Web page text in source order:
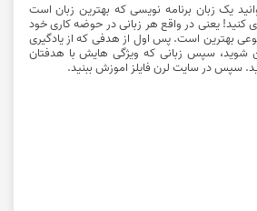
یک زبان برنامه نویسی که بهترین زبان است
کنید! یعنی در واقع هر زبانی در حوضه کاری خود
نوعی بهترین است. پس اول از هدفی که از یادگیری
شوید، سپس زبانی که ویژگی هایش با هدفتان
سپس در سایت لرن فایلز اموزش ببنید.